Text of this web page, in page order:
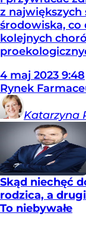
z największych
środowiska,
kolejnych
4 maj 2023 9:48
Rynek
Katarzyna
Skąd niechęć
rodzica, a
To niebywałe